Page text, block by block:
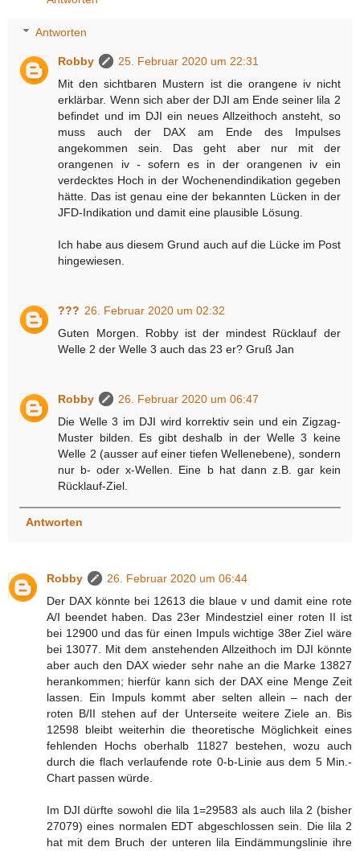
Antworten
Robby
25. Februar 2020 um 22:31
Mit den sichtbaren Mustern ist die orangene iv nicht
erklärbar. Wenn sich aber der DJI am Ende seiner lila 2
befindet und im DJI ein neues Allzeithoch ansteht, so
muss auch der DAX am Ende des Impulses
angekommen sein. Das geht aber nur mit der
orangenen iv - sofern es in der orangenen iv ein
verdecktes Hoch in der Wochenendindikation gegeben
hätte. Das ist genau eine der bekannten Lücken in der
JFD-Indikation und damit eine plausible Lösung.
Ich habe aus diesem Grund auch auf die Lücke im Post
hingewiesen.
??? 26. Februar 2020 um 02:32
Guten Morgen. Robby ist der mindest Rücklauf der
Welle 2 der Welle 3 auch das 23 er? Gruß Jan
Robby
26. Februar 2020 um 06:47
Die Welle 3 im DJI wird korrektiv sein und ein Zigzag-
Muster bilden. Es gibt deshalb in der Welle 3 keine
Welle 2 (ausser auf einer tiefen Wellenebene), sondern
nur b- oder x-Wellen. Eine b hat dann z.B. gar kein
Rücklauf-Ziel.
Antworten
Robby
26. Februar 2020 um 06:44
Der DAX könnte bei 12613 die blaue v und damit eine rote
A/I beendet haben. Das 23er Mindestziel einer roten II ist
bei 12900 und das für einen Impuls wichtige 38er Ziel wäre
bei 13077. Mit dem anstehenden Allzeithoch im DJI könnte
aber auch den DAX wieder sehr nahe an die Marke 13827
herankommen; hierfür kann sich der DAX eine Menge Zeit
lassen. Ein Impuls kommt aber selten allein – nach der
roten B/II stehen auf der Unterseite weitere Ziele an. Bis
12598 bleibt weiterhin die theoretische Möglichkeit eines
fehlenden Hochs oberhalb 11827 bestehen, wozu auch
durch die flach verlaufende rote 0-b-Linie aus dem 5 Min.-
Chart passen würde.
Im DJI dürfte sowohl die lila 1=29583 als auch lila 2 (bisher
27079) eines normalen EDT abgeschlossen sein. Die lila 2
hat mit dem Bruch der unteren lila Eindämmungslinie ihre